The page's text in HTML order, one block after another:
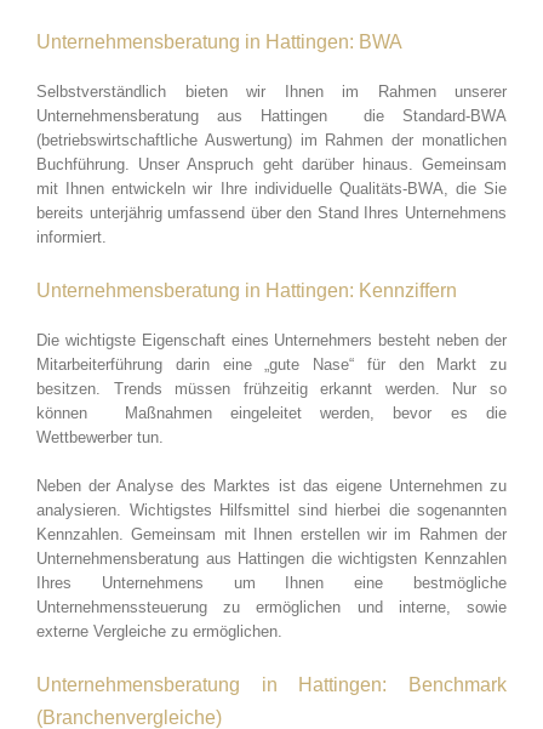
Unternehmensberatung in Hattingen: BWA
Selbstverständlich bieten wir Ihnen im Rahmen unserer
Unternehmensberatung aus Hattingen die Standard-BWA
(betriebswirtschaftliche Auswertung) im Rahmen der monatlichen
Buchführung. Unser Anspruch geht darüber hinaus. Gemeinsam
mit Ihnen entwickeln wir Ihre individuelle Qualitäts-BWA, die Sie
bereits unterjährig umfassend über den Stand Ihres Unternehmens
informiert.
Unternehmensberatung in Hattingen: Kennziffern
Die wichtigste Eigenschaft eines Unternehmers besteht neben der
Mitarbeiterführung darin eine „gute Nase“ für den Markt zu
besitzen. Trends müssen frühzeitig erkannt werden. Nur so
können Maßnahmen eingeleitet werden, bevor es die
Wettbewerber tun.
Neben der Analyse des Marktes ist das eigene Unternehmen zu
analysieren. Wichtigstes Hilfsmittel sind hierbei die sogenannten
Kennzahlen. Gemeinsam mit Ihnen erstellen wir im Rahmen der
Unternehmensberatung aus Hattingen die wichtigsten Kennzahlen
Ihres Unternehmens um Ihnen eine bestmögliche
Unternehmenssteuerung zu ermöglichen und interne, sowie
externe Vergleiche zu ermöglichen.
Unternehmensberatung in Hattingen: Benchmark
(Branchenvergleiche)